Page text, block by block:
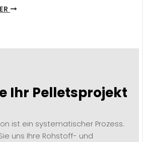
Ihr Pelletsprojekt
ist ein systematischer Prozess.
uns Ihre Rohstoff- und